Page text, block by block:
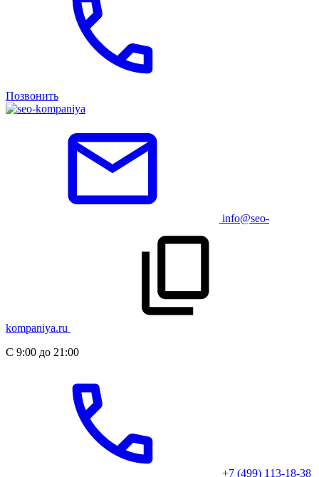
Позвонить
info@seo-
kompaniya.ru
С 9:00 до 21:00
+7 (499) 113-18-38